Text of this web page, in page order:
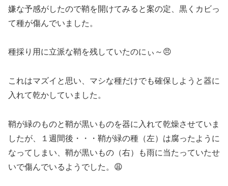
嫌な予感がしたので鞘を開けてみると案の定、黒くカビっ
て種が傷んでいました。
種採り用に立派な鞘を残していたのにぃ～😠
これはマズイと思い、マシな種だけでも確保しようと器に
入れて乾かしていました。
鞘が緑のものと鞘が黒いものを器に入れて乾燥させていま
したが、１週間後・・・鞘が緑の種（左）は腐ったように
なってしまい、鞘が黒いもの（右）も雨に当たっていたせ
いで傷んでいるようでした。😩